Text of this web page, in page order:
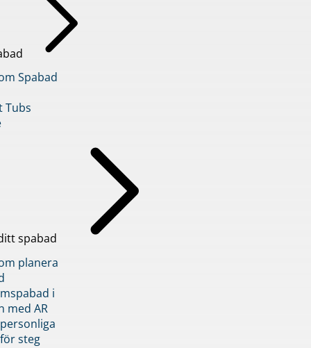
Spabad
Tubs
spabad
planera
i
med AR
steg